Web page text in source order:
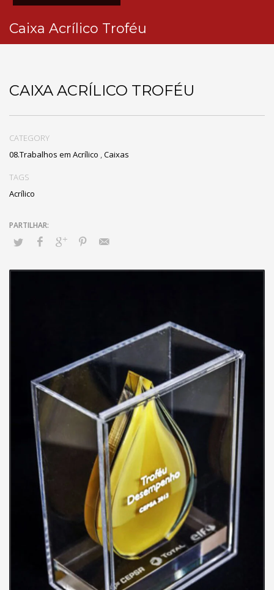
Caixa Acrílico Troféu
CAIXA ACRÍLICO TROFÉU
CATEGORY
08.Trabalhos em Acrílico ,Caixas
TAGS
Acrílico